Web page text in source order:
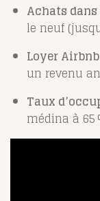
Achats
le neuf
Loyer
un revenu
Taux
médina à 65